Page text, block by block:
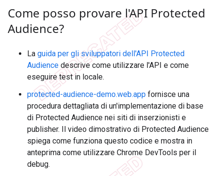
Come posso provare l'API Protected
Audience?
La guida per gli sviluppatori dell'API Protected
Audience descrive come utilizzare l'API e come
eseguire test in locale.
protected-audience-demo.web.app fornisce una
procedura dettagliata di un'implementazione di base
di Protected Audience nei siti di inserzionisti e
publisher. Il video dimostrativo di Protected Audience
spiega come funziona questo codice e mostra in
anteprima come utilizzare Chrome DevTools per il
debug.